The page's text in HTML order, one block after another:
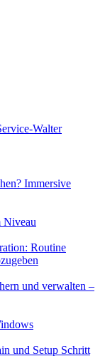
Immersive
Niveau
Routine
und verwalten –
und Setup Schritt